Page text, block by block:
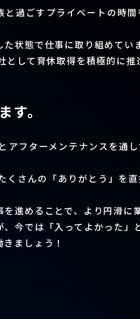
過ごすプライベートの時
状態で仕事に取り組めていま
して育休取得を積極的に推
。
フターメンテナンスを通
さんの「ありがとう」を
進めることで、より円滑に
今では「入ってよかった」
ましょう！